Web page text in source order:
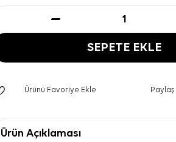
SEPETE EKLE
Ürünü Favoriye Ekle Paylaş
Ürün Açıklaması